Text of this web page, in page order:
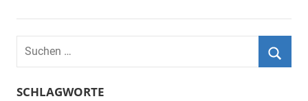
Suchen
nach:
SCHLAGWORTE